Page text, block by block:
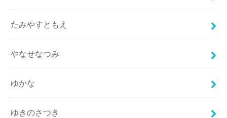
たみやすともえ
やなせなつみ
ゆかな
ゆきのさつき